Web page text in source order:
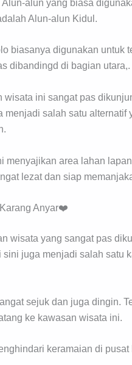
alun yang biasa
Alun-alun Kidul.
biasanya digunakan untuk
dibandingd di bagian utara,.
wisata ini sangat pas
menjadi salah satu
menyajikan area lahan
lezat dan siap
Anyar❤️
wisata yang sangat pas
sini juga menjadi salah satu
sejuk dan juga dingin.
ke kawasan wisata ini.
keramaian di